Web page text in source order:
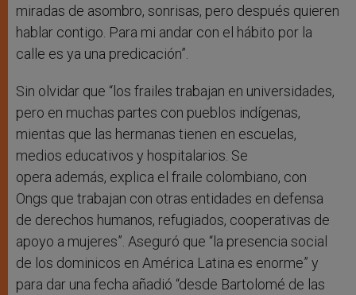
miradas de asombro, sonrisas, pero después quieren
hablar contigo. Para mi andar con el hábito por la
calle es ya una predicación”.
Sin olvidar que “los frailes trabajan en universidades,
pero en muchas partes con pueblos indígenas,
mientas que las hermanas tienen en escuelas,
medios educativos y hospitalarios. Se
opera además, explica el fraile colombiano, con
Ongs que trabajan con otras entidades en defensa
de derechos humanos, refugiados, cooperativas de
apoyo a mujeres”. Aseguró que “la presencia social
de los dominicos en América Latina es enorme” y
para dar una fecha añadió “desde Bartolomé de las